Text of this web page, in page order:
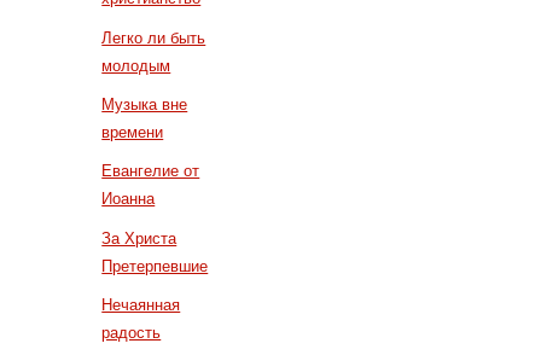
Легко ли быть
молодым
Музыка вне
времени
Евангелие от
Иоанна
За Христа
Претерпевшие
Нечаянная
радость